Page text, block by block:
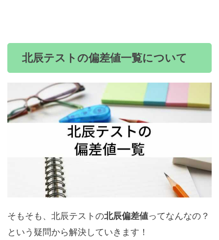
北辰テストの偏差値一覧について
そもそも、北辰テストの北辰偏差値ってなんなの？
という疑問から解決していきます！